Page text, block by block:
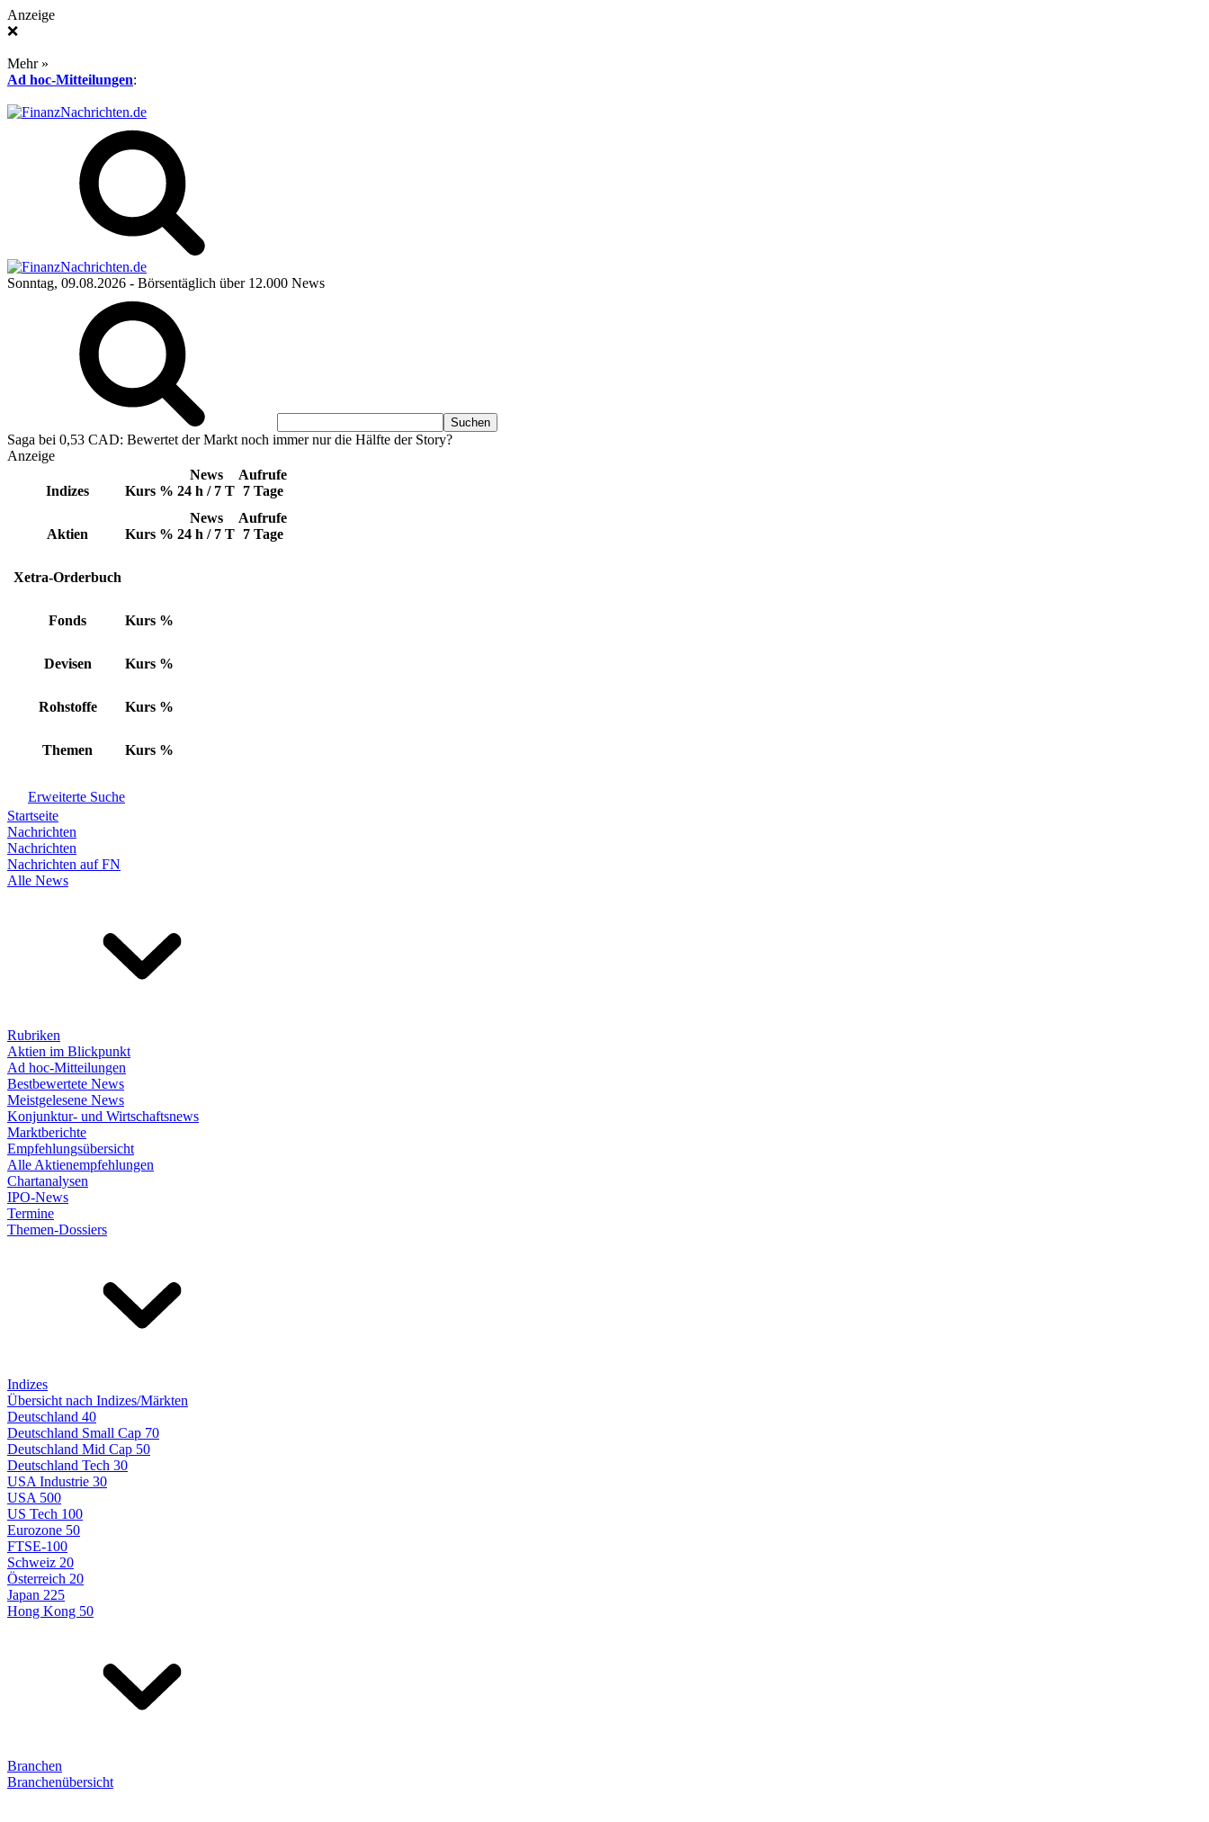
Anzeige
❌
Mehr »
Ad hoc-Mitteilungen:
Sonntag, 09.08.2026 - Börsentäglich über 12.000 News
Saga bei 0,53 CAD: Bewertet der Markt noch immer nur die Hälfte der Story?
Anzeige
Indizes Kurs %
News
24 h / 7 T
Aufrufe
7 Tage
Aktien Kurs %
News
24 h / 7 T
Aufrufe
7 Tage
Xetra-Orderbuch
Fonds Kurs %
Devisen Kurs %
Rohstoffe Kurs %
Themen Kurs %
Erweiterte Suche
Startseite
Nachrichten
Nachrichten
Nachrichten auf FN
Alle News
Rubriken
Aktien im Blickpunkt
Ad hoc-Mitteilungen
Bestbewertete News
Meistgelesene News
Konjunktur- und Wirtschaftsnews
Marktberichte
Empfehlungsübersicht
Alle Aktienempfehlungen
Chartanalysen
IPO-News
Termine
Themen-Dossiers
Indizes
Übersicht nach Indizes/Märkten
Deutschland 40
Deutschland Small Cap 70
Deutschland Mid Cap 50
Deutschland Tech 30
USA Industrie 30
USA 500
US Tech 100
Eurozone 50
FTSE-100
Schweiz 20
Österreich 20
Japan 225
Hong Kong 50
Branchen
Branchenübersicht